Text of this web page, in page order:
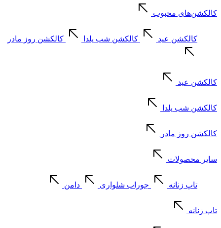
کالکشن‌های محبوب
کالکشن عید کالکشن شب یلدا کالکشن روز مادر
کالکشن عید
کالکشن شب یلدا
کالکشن روز مادر
سایر محصولات
تاپ زنانه جوراب شلواری دامن
تاپ زنانه